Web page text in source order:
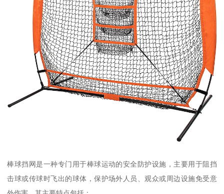
棒球挡网是一种专门用于棒球运动的安全防护设施，主要用于阻挡
击球或传球时飞出的球体，保护场外人员、观众或周边设施免受意